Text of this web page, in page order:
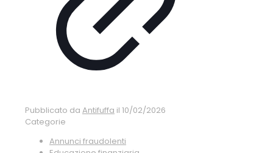
Pubblicato da Antifuffa il 10/02/2026
Categorie
Annunci fraudolenti